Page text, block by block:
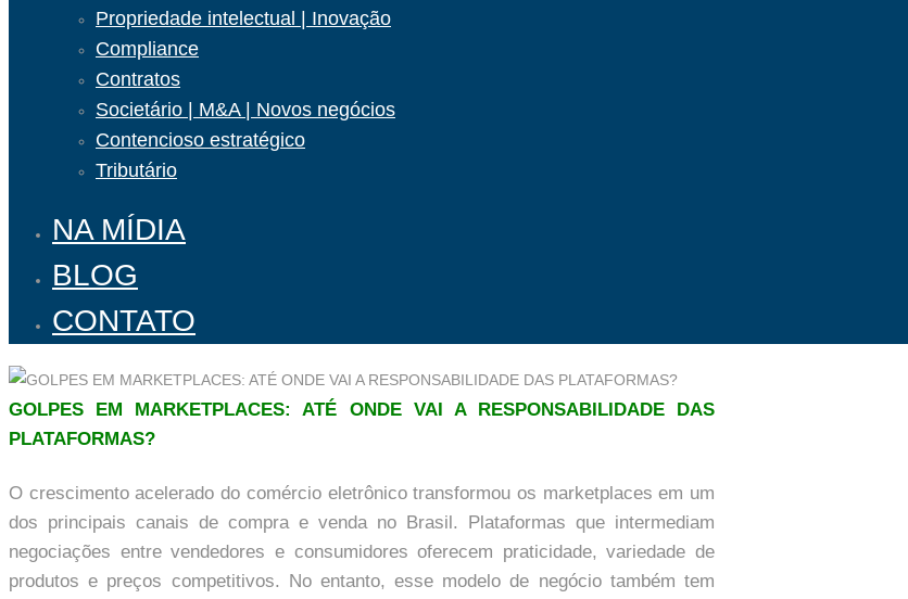
Propriedade intelectual | Inovação
Compliance
Contratos
Societário | M&A | Novos negócios
Contencioso estratégico
Tributário
NA MÍDIA
BLOG
CONTATO
GOLPES EM MARKETPLACES: ATÉ ONDE VAI A RESPONSABILIDADE DAS
PLATAFORMAS?
O crescimento acelerado do comércio eletrônico transformou os marketplaces em um
dos principais canais de compra e venda no Brasil. Plataformas que intermediam
negociações entre vendedores e consumidores oferecem praticidade, variedade de
produtos e preços competitivos. No entanto, esse modelo de negócio também tem